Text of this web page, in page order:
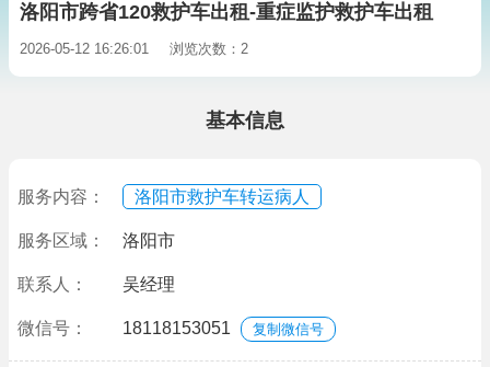
洛阳市跨省120救护车出租-重症监护救护车出租
2026-05-12 16:26:01 浏览次数：2
基本信息
服务内容： 洛阳市救护车转运病人
服务区域： 洛阳市
联系人： 吴经理
微信号： 18118153051 复制微信号